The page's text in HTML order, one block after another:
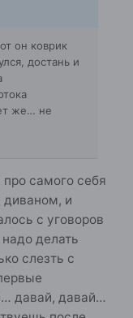
он коврик
достань и
же… не
про самого себя
диваном, и
с уговоров
делать
слезть с
давай, давай…